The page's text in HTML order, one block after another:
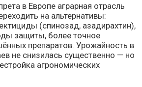
в Европе аграрная отрасль
на альтернативы:
(спинозад, азадирахтин),
защиты, более точное
препаратов. Урожайность в
не снизилась существенно — но
агрономических